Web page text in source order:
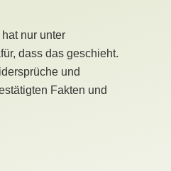
nur unter
dass das geschieht.
und
Fakten und